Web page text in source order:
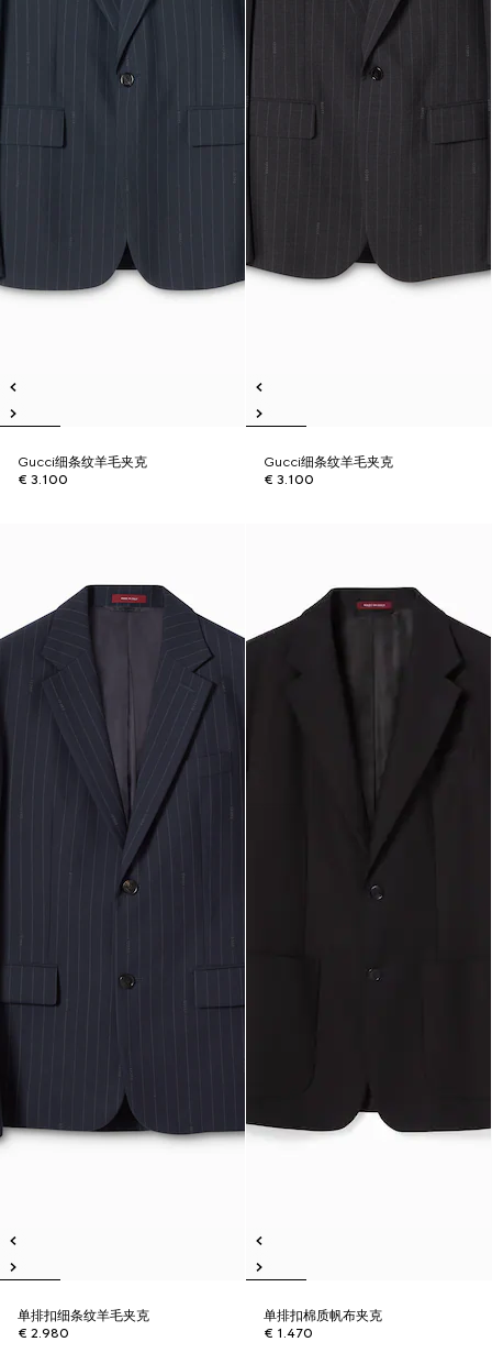
Gucci细条纹羊毛夹克
€ 3.100
Gucci细条纹羊毛夹克
€ 3.100
单排扣细条纹羊毛夹克
€ 2.980
单排扣棉质帆布夹克
€ 1.470